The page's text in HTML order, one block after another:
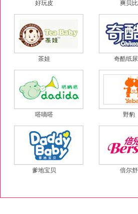
好玩皮 爽贝比
茶娃 奇酷纸
嗒嘀嗒 野豹
爹地宝贝 倍尔舒